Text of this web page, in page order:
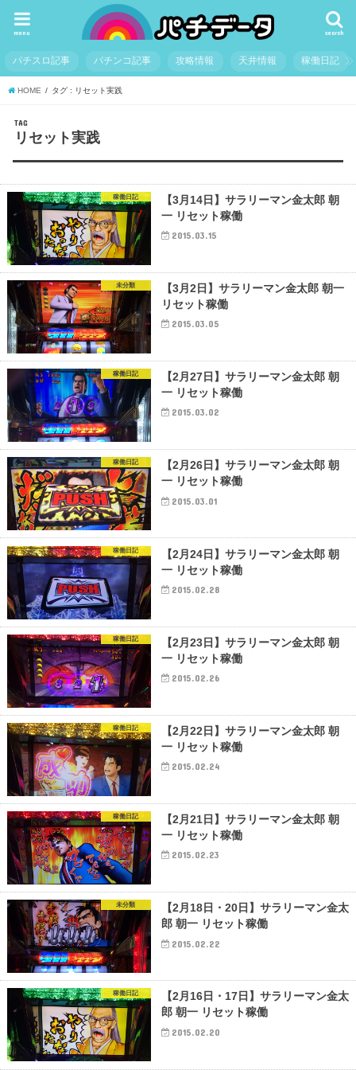
search
menu
パチスロ記事 パチンコ記事 攻略情報 天井情報 稼働日記
HOME タグ : リセット実践
TAG
リセット実践
稼働日記
【3月14日】サラリーマン金太郎 朝
一 リセット稼働
2015.03.15
未分類
【3月2日】サラリーマン金太郎 朝一
リセット稼働
2015.03.05
稼働日記
【2月27日】サラリーマン金太郎 朝
一 リセット稼働
2015.03.02
稼働日記
【2月26日】サラリーマン金太郎 朝
一 リセット稼働
2015.03.01
稼働日記
【2月24日】サラリーマン金太郎 朝
一 リセット稼働
2015.02.28
稼働日記
【2月23日】サラリーマン金太郎 朝
一 リセット稼働
2015.02.26
稼働日記
【2月22日】サラリーマン金太郎 朝
一 リセット稼働
2015.02.24
稼働日記
【2月21日】サラリーマン金太郎 朝
一 リセット稼働
2015.02.23
未分類
【2月18日・20日】サラリーマン金太
郎 朝一 リセット稼働
2015.02.22
稼働日記
【2月16日・17日】サラリーマン金太
郎 朝一 リセット稼働
2015.02.20